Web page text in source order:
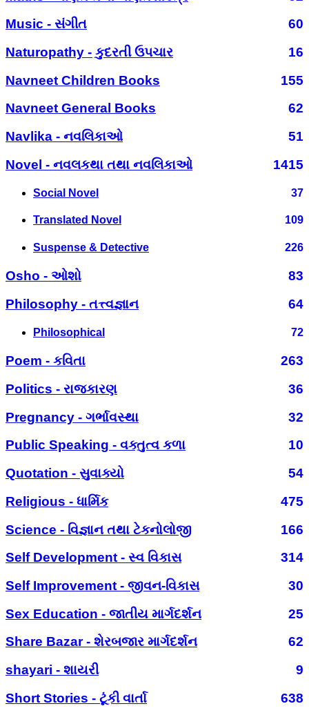
Music - સંગીત
60
Naturopathy - કુદરતી ઉપચાર
16
Navneet Children Books
155
Navneet General Books
62
Navlika - નવલિકાઓ
51
Novel - નવલકથા તથા નવલિકાઓ
1415
Social Novel 37
Translated Novel 109
Suspense & Detective 226
Osho - ઓશો
83
Philosophy - તત્ત્વજ્ઞાન
64
Philosophical 72
Poem - કવિતા
263
Politics - રાજકારણ
36
Pregnancy - ગર્ભાવસ્થા
32
Public Speaking - વક્તુત્વ કળા
10
Quotation - સુવાક્યો
54
Religious - ધાર્મિક
475
Science - વિજ્ઞાન તથા ટેકનોલોજી
166
Self Development - સ્વ વિકાસ
314
Self Improvement - જીવન-વિકાસ
30
Sex Education - જાતીય માર્ગદર્શન
25
Share Bazar - શેરબજાર માર્ગદર્શન
62
shayari - શાયરી
9
Short Stories - ટૂંકી વાર્તા
638